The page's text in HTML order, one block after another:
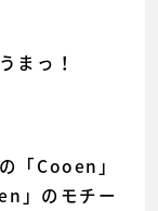
まっ！
「Cooen」
」のモチー